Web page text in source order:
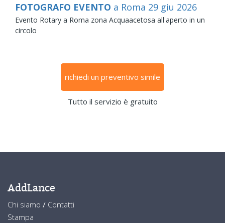
FOTOGRAFO EVENTO a Roma 29 giu 2026
Evento Rotary a Roma zona Acquaacetosa all'aperto in un
circolo
richiedi un preventivo simile
Tutto il servizio è gratuito
AddLance
Chi siamo / Contatti
Stampa